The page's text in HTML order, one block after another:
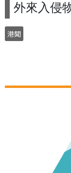
外來入侵
港聞